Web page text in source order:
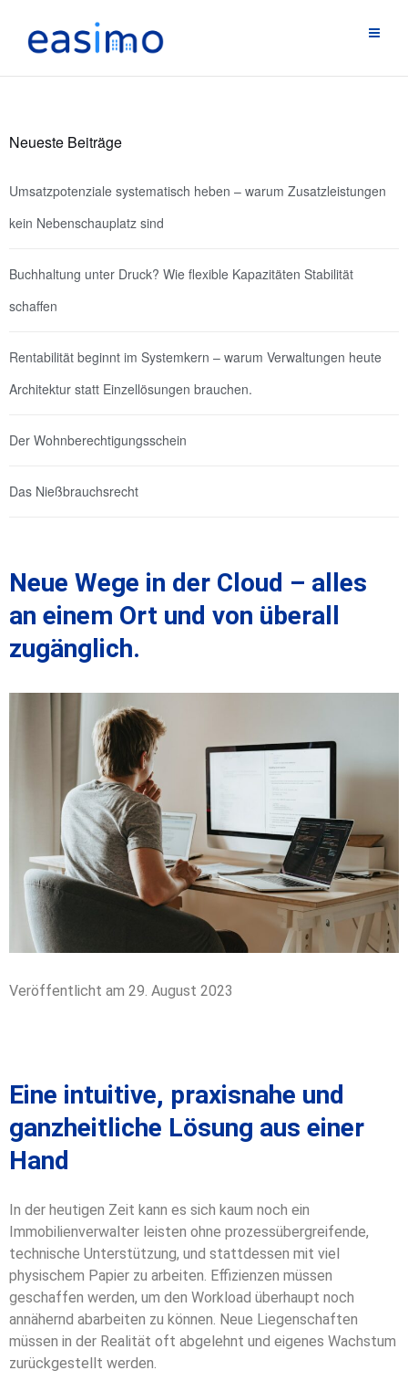
Neueste Beiträge
Umsatzpotenziale systematisch heben – warum Zusatzleistungen
kein Nebenschauplatz sind
Buchhaltung unter Druck? Wie flexible Kapazitäten Stabilität
schaffen
Rentabilität beginnt im Systemkern – warum Verwaltungen heute
Architektur statt Einzellösungen brauchen.
Der Wohnberechtigungsschein
Das Nießbrauchsrecht
Neue Wege in der Cloud – alles
an einem Ort und von überall
zugänglich.
Veröffentlicht am 29. August 2023
Eine intuitive, praxisnahe und
ganzheitliche Lösung aus einer
Hand
In der heutigen Zeit kann es sich kaum noch ein
Immobilienverwalter leisten ohne prozessübergreifende,
technische Unterstützung, und stattdessen mit viel
physischem Papier zu arbeiten. Effizienzen müssen
geschaffen werden, um den Workload überhaupt noch
annähernd abarbeiten zu können. Neue Liegenschaften
müssen in der Realität oft abgelehnt und eigenes Wachstum
zurückgestellt werden.